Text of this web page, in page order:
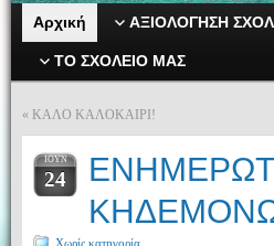
Αρχική ΑΞΙΟΛΟΓΗΣΗ
ΤΟ ΣΧΟΛΕΙΟ ΜΑΣ
« ΚΑΛΟ ΚΑΛΟΚΑΙΡΙ!
ΙΟΎΝ
24
Χωρίς κατηγορία